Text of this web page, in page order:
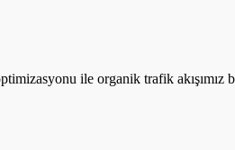
ile organik trafik akışımız